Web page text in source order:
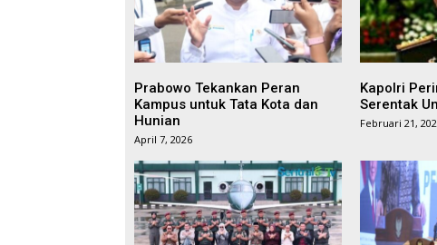
Prabowo Tekankan Peran
Kampus untuk Tata Kota dan
Hunian
April 7, 2026
Kapolri
Serentak
Februari 21,